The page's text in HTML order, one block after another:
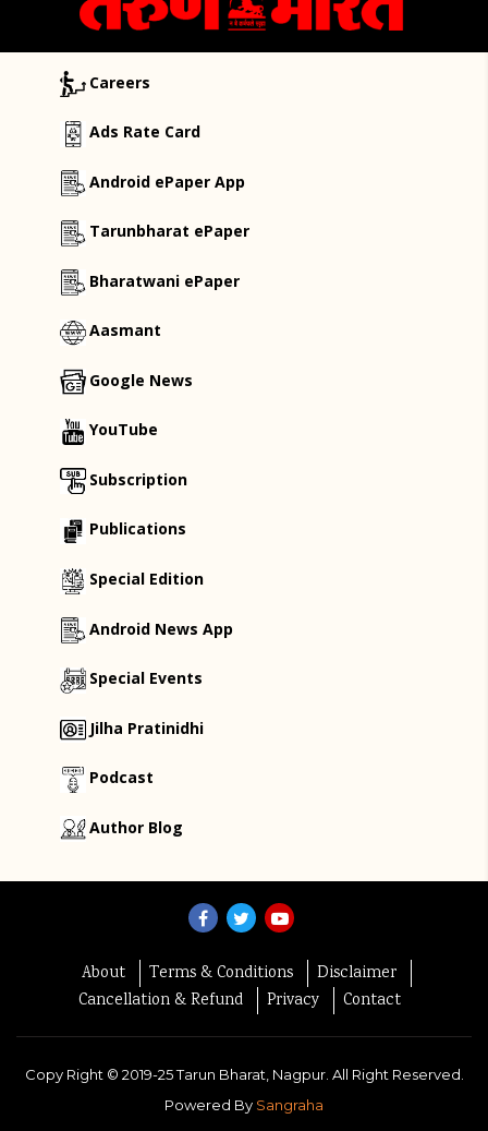
Careers
Ads Rate Card
Android ePaper App
Tarunbharat ePaper
Bharatwani ePaper
Aasmant
Google News
YouTube
Subscription
Publications
Special Edition
Android News App
Special Events
Jilha Pratinidhi
Podcast
Author Blog
About Terms & Conditions
Disclaimer
Cancellation & Refund
Privacy Contact
Copy Right © 2019-25Tarun Bharat, Nagpur. All Right Reserved.
Powered By Sangraha